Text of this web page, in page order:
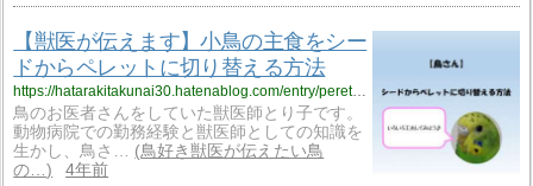
【獣医が伝えます】小鳥の主食をシー
ドからペレットに切り替える方法
https://hatarakitakunai30.hatenablog.com/entry/perettokirikae
鳥のお医者さんをしていた獣医師とり子です。
動物病院での勤務経験と獣医師としての知識を
生かし、鳥さ…
鳥好き獣医が伝えたい鳥
の…
4年前